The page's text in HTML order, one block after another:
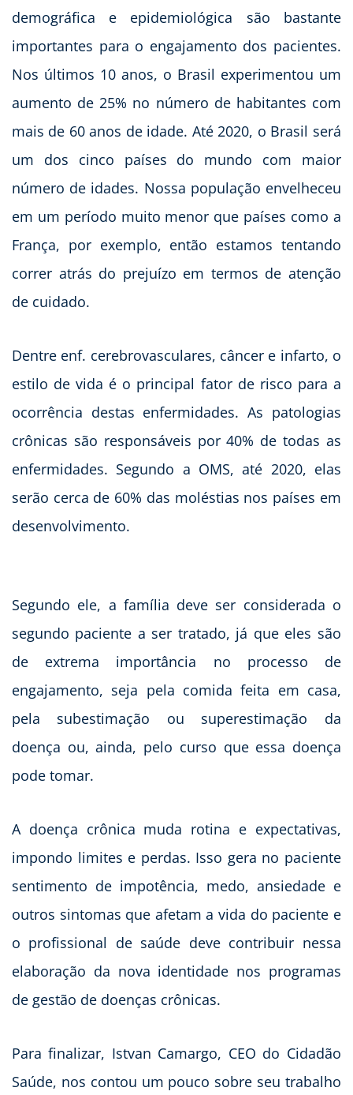
demográfica e epidemiológica são bastante
importantes para o engajamento dos pacientes.
Nos últimos 10 anos, o Brasil experimentou um
aumento de 25% no número de habitantes com
mais de 60 anos de idade. Até 2020, o Brasil será
um dos cinco países do mundo com maior
número de idades. Nossa população envelheceu
em um período muito menor que países como a
França, por exemplo, então estamos tentando
correr atrás do prejuízo em termos de atenção
de cuidado.
Dentre enf. cerebrovasculares, câncer e infarto, o
estilo de vida é o principal fator de risco para a
ocorrência destas enfermidades. As patologias
crônicas são responsáveis por 40% de todas as
enfermidades. Segundo a OMS, até 2020, elas
serão cerca de 60% das moléstias nos países em
desenvolvimento.
Segundo ele, a família deve ser considerada o
segundo paciente a ser tratado, já que eles são
de extrema importância no processo de
engajamento, seja pela comida feita em casa,
pela subestimação ou superestimação da
doença ou, ainda, pelo curso que essa doença
pode tomar.
A doença crônica muda rotina e expectativas,
impondo limites e perdas. Isso gera no paciente
sentimento de impotência, medo, ansiedade e
outros sintomas que afetam a vida do paciente e
o profissional de saúde deve contribuir nessa
elaboração da nova identidade nos programas
de gestão de doenças crônicas.
Para finalizar, Istvan Camargo, CEO do Cidadão
Saúde, nos contou um pouco sobre seu trabalho